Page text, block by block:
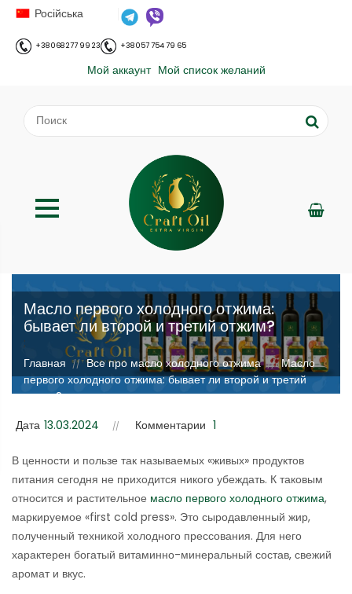
Російська
+38 068 277 99 23 +38 057 754 79 65
Мой аккаунт Мой список желаний
Масло первого холодного отжима:
бывает ли второй и третий отжим?
;
Главная // Все про масло холодного отжима // Масло
первого холодного отжима: бывает ли второй и третий
отжим?
Дата 13.03.2024 Комментарии 1
В ценности и пользе так называемых «живых» продуктов
питания сегодня не приходится никого убеждать. К таковым
относится и растительное масло первого холодного отжима,
маркируемое «first cold press». Это сыродавленный жир,
полученный техникой холодного прессования. Для него
характерен богатый витаминно-минеральный состав, свежий
аромат и вкус.